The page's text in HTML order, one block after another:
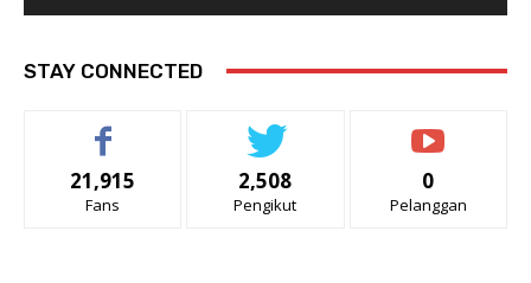
STAY CONNECTED
21,915
Fans
2,508
Pengikut
0
Pelanggan